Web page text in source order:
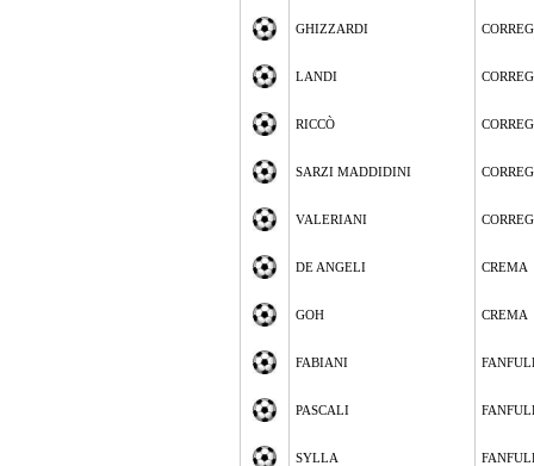
GHIZZARDI
LANDI
RICCÒ
SARZI MADDIDINI
VALERIANI
DE ANGELI CREMA
GOH CREMA
FABIANI
PASCALI
SYLLA